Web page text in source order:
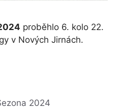
proběhlo 6. kolo 22.
v Nových Jirnách.
2024